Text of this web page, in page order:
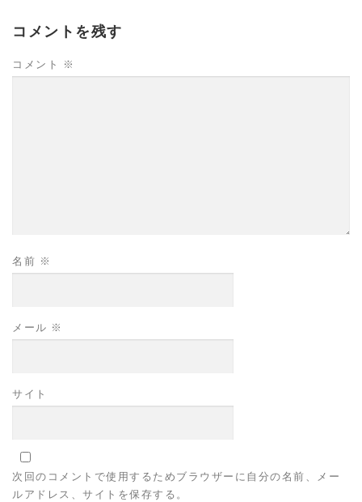
コメントを残す
コメント ※
名前 ※
メール ※
サイト
次回のコメントで使用するためブラウザーに自分の名前、メー
ルアドレス、サイトを保存する。